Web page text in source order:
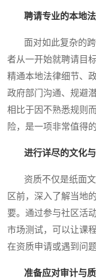
聘请专业的本地
面对如此复杂的跨
者从一开始就聘请目
精通本地法律细节、
政府部门沟通、规避
相比于因不熟悉规则
险，是一项非常值得的
进行详尽的文化
资质不仅是纸面文
区前，深入了解当地
要。通过参与社区活
市场测试，可以让课
在资质申请或遇到问
准备应对审计与